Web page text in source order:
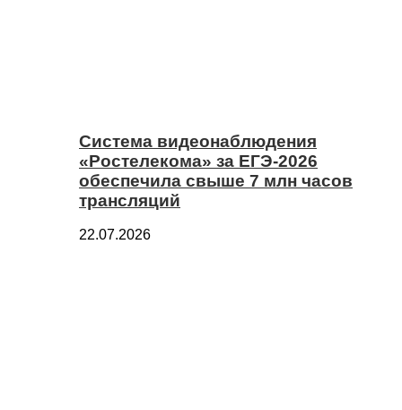
Система видеонаблюдения
«Ростелекома» за ЕГЭ-2026
обеспечила свыше 7 млн часов
трансляций
22.07.2026